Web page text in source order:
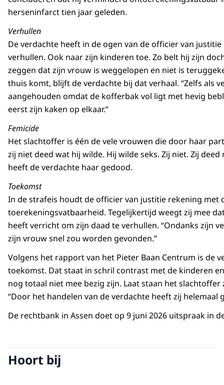
herseninfarct tien jaar geleden.
Verhullen
De verdachte heeft in de ogen van de officier van
verhullen. Ook naar zijn kinderen toe. Zo belt hij zijn
zeggen dat zijn vrouw is weggelopen en niet is
thuis komt, blijft de verdachte bij dat verhaal. “Zelfs als
aangehouden omdat de kofferbak vol ligt met hevig
eerst zijn kaken op elkaar.”
Femicide
Het slachtoffer is één de vele vrouwen die door haar
zij niet deed wat hij wilde. Hij wilde seks. Zij niet. Zij
heeft de verdachte haar gedood.
Toekomst
In de strafeis houdt de officier van justitie rekening met
toerekeningsvatbaarheid. Tegelijkertijd weegt zij mee
heeft verricht om zijn daad te verhullen. “Ondanks zijn
zijn vrouw snel zou worden gevonden.”
Volgens het rapport van het Pieter Baan Centrum is de
toekomst. Dat staat in schril contrast met de kinderen
nog totaal niet mee bezig zijn. Laat staan het
“Door het handelen van de verdachte heeft zij helemaal
De rechtbank in Assen doet op 9 juni 2026 uitspraak in
Hoort bij